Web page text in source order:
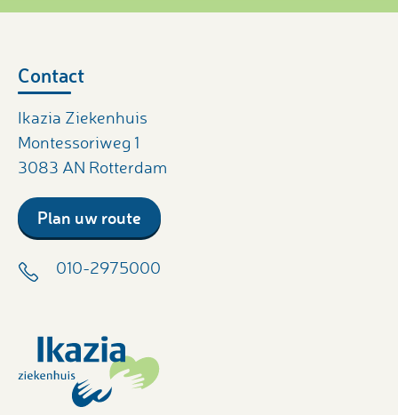
Contact
Ikazia Ziekenhuis
Montessoriweg 1
3083 AN Rotterdam
Plan uw route
010-2975000